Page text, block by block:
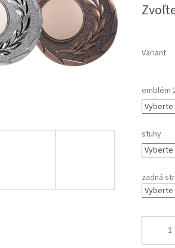
Variant
emblém
stuhy
zadná